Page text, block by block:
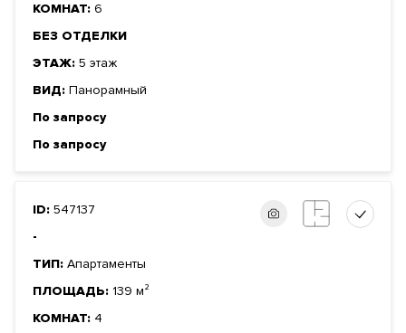
КОМНАТ: 6
БЕЗ ОТДЕЛКИ
ЭТАЖ: 5 этаж
ВИД: Панорамный
По запросу
По запросу
ID: 547137
-
ТИП: Апартаменты
ПЛОЩАДЬ: 139 м²
КОМНАТ: 4